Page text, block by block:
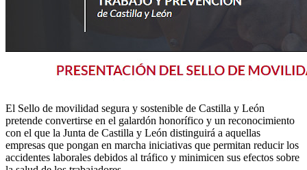
El Sello de movilidad segura y sostenible de Castilla y León
pretende convertirse en el galardón honorífico y un reconocimiento
con el que la Junta de Castilla y León distinguirá a aquellas
empresas que pongan en marcha iniciativas que permitan reducir los
accidentes laborales debidos al tráfico y minimicen sus efectos sobre